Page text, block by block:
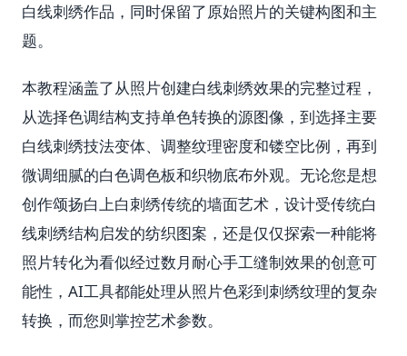
白线刺绣作品，同时保留了原始照片的关键构图和主
题。
本教程涵盖了从照片创建白线刺绣效果的完整过程，
从选择色调结构支持单色转换的源图像，到选择主要
白线刺绣技法变体、调整纹理密度和镂空比例，再到
微调细腻的白色调色板和织物底布外观。无论您是想
创作颂扬白上白刺绣传统的墙面艺术，设计受传统白
线刺绣结构启发的纺织图案，还是仅仅探索一种能将
照片转化为看似经过数月耐心手工缝制效果的创意可
能性，AI工具都能处理从照片色彩到刺绣纹理的复杂
转换，而您则掌控艺术参数。